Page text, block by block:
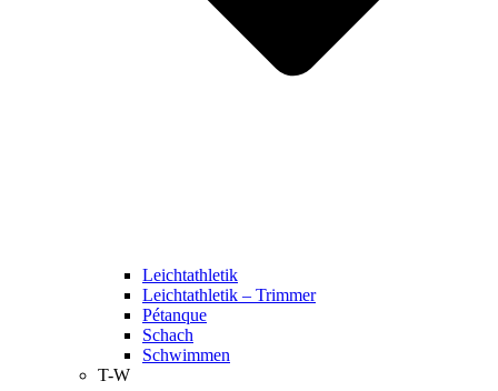
Leichtathletik
Leichtathletik – Trimmer
Pétanque
Schach
Schwimmen
T-W